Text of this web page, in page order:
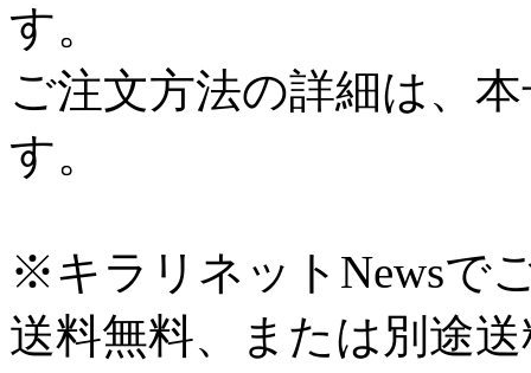
す。
ご注文方法の詳細は、
す。
※キラリネットNewsで
送料無料、または別途